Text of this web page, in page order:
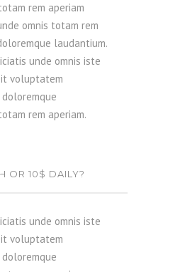
rem aperiam
omnis totam rem
laudantium.
unde omnis iste
voluptatem
rem aperiam.
OR 10$ DAILY?
unde omnis iste
voluptatem